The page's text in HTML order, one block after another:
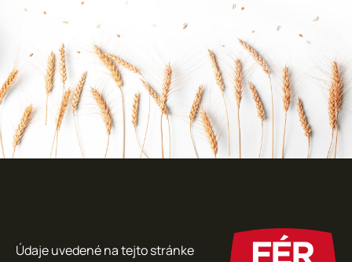
Údaje uvedené na tejto stránke